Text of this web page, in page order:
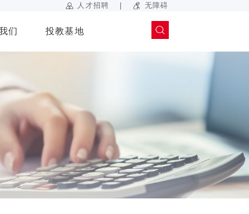
人才招聘 无障碍
们 投教基地